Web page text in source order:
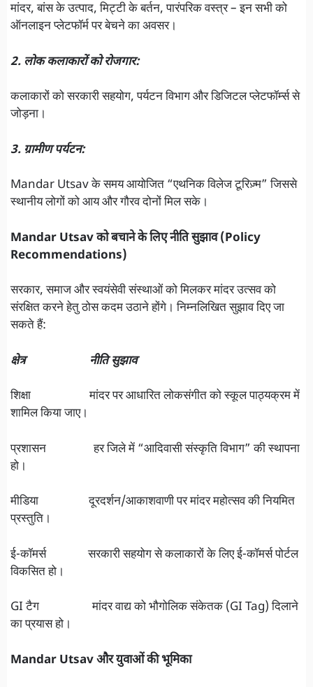
मांदर, बांस के उत्पाद, मिट्टी के बर्तन, पारंपरिक वस्त्र – इन सभी को
ऑनलाइन प्लेटफॉर्म पर बेचने का अवसर।
2. लोक कलाकारों को रोजगार:
कलाकारों को सरकारी सहयोग, पर्यटन विभाग और डिजिटल प्लेटफॉर्म्स से
जोड़ना।
3. ग्रामीण पर्यटन:
Mandar Utsav के समय आयोजित “एथनिक विलेज टूरिज़्म” जिससे
स्थानीय लोगों को आय और गौरव दोनों मिल सके।
Mandar Utsav को बचाने के लिए नीति सुझाव (Policy
Recommendations)
सरकार, समाज और स्वयंसेवी संस्थाओं को मिलकर मांदर उत्सव को
संरक्षित करने हेतु ठोस कदम उठाने होंगे। निम्नलिखित सुझाव दिए जा
सकते हैं:
क्षेत्र नीति सुझाव
शिक्षा मांदर पर आधारित लोकसंगीत को स्कूल पाठ्यक्रम में
शामिल किया जाए।
प्रशासन हर जिले में “आदिवासी संस्कृति विभाग” की स्थापना
हो।
मीडिया दूरदर्शन/आकाशवाणी पर मांदर महोत्सव की नियमित
प्रस्तुति।
ई-कॉमर्स सरकारी सहयोग से कलाकारों के लिए ई-कॉमर्स पोर्टल
विकसित हो।
GI टैग मांदर वाद्य को भौगोलिक संकेतक (GI Tag) दिलाने
का प्रयास हो।
Mandar Utsav और युवाओं की भूमिका